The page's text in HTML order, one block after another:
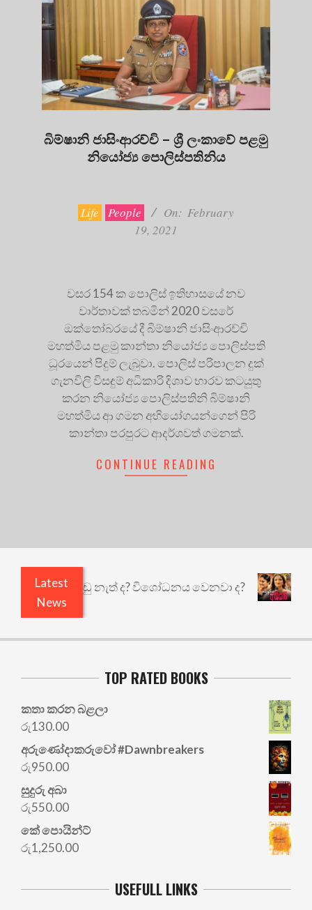
බිම්ෂානි ජාසිංආරච්චි – ශ්‍රී ලංකාවේ පළමු
නියෝජ්‍ය පොලිස්පතිනිය
Life People On: February
19, 2021
වසර 154 ක පොලිස් ඉතිහාසයේ නව
වාර්තාවක් තබමින් 2020 වසරේ
ඔක්තෝබරයේ දී බිම්ෂානි ජාසිංආරච්චි
මහත්මිය පළමු කාන්තා නියෝජ්‍ය පොලිස්පති
ධූරයෙන් පිදුම් ලැබුවා. පොලිස් පරිපාලන දුක්
ගැනවිලි විසඳුම් අධිකාරි දිශාව භාරව කටයුතු
කරන නියෝජ්‍ය පොලිස්පතිනි බිම්ෂානි
මහත්මිය ආ ගමන අභියෝගයන්ගෙන් පිරි
කාන්තා පරපුරට ආදර්ශවත් ගමනක්.
CONTINUE READING
Latest
News
ඇතුළෙයි කුඩු නැත් ද? විශෝධනය වෙනවා ද?
TOP RATED BOOKS
කතා කරන බළලා
රු130.00
අරු‍ණෝදාකරුවෝ #Dawnbreakers
රු950.00
සුදුරු අබා
රු550.00
කේ පොයින්ට්
රු1,250.00
USEFULL LINKS